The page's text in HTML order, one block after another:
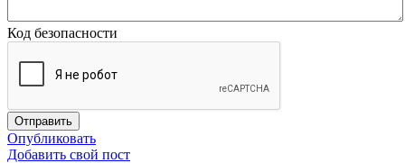
Код безопасности
Опубликовать
Добавить свой пост